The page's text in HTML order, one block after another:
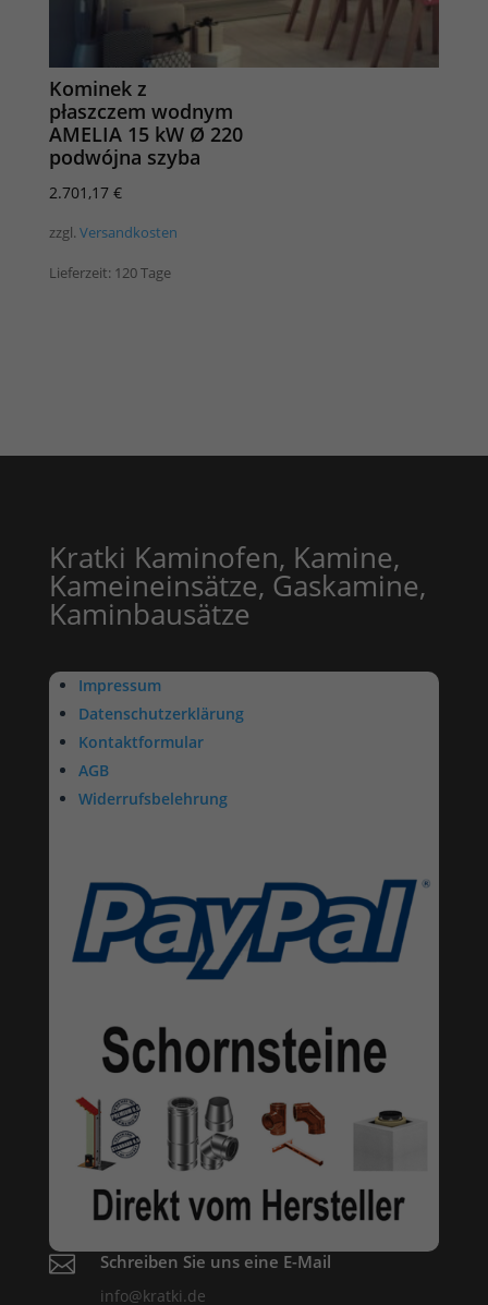
Kominek z
płaszczem wodnym
AMELIA 15 kW Ø 220
podwójna szyba
2.701,17 €
zzgl. Versandkosten
Lieferzeit: 120 Tage
 Schreiben Sie uns eine E-Mail
info@kratki.de
Kratki Kaminofen, Kamine,
Kameineinsätze, Gaskamine,
Kaminbausätze
Impressum
Datenschutzerklärung
Kontaktformular
AGB
Widerrufsbelehrung